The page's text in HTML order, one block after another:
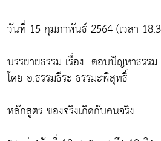
วันที่ 15 กุมภาพันธ์ 2564 (เวลา
บรรยายธรรม เรื่อง...ตอบปัญหาธรรม
โดย อ.ธรรมธีระ ธรรมะพิสุทธิ์
หลักสูตร ของจริงเกิดกับคนจริง